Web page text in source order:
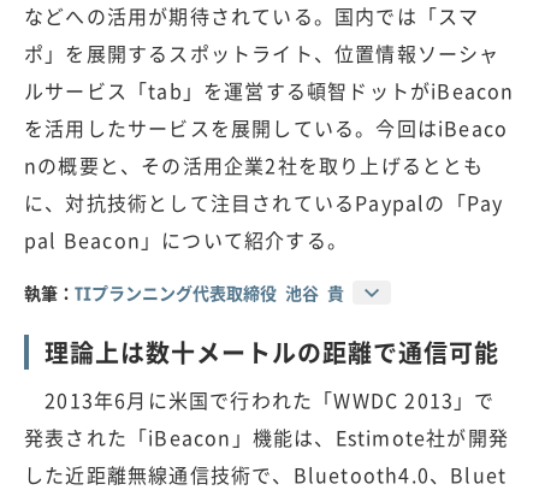
などへの活用が期待されている。国内では「スマ
ポ」を展開するスポットライト、位置情報ソーシャ
ルサービス「tab」を運営する頓智ドットがiBeacon
を活用したサービスを展開している。今回はiBeaco
nの概要と、その活用企業2社を取り上げるととも
に、対抗技術として注目されているPaypalの「Pay
pal Beacon」について紹介する。
執筆： TIプランニング代表取締役 池谷 貴
理論上は数十メートルの距離で通信可能
2013年6月に米国で行われた「WWDC 2013」で
発表された「iBeacon」機能は、Estimote社が開発
した近距離無線通信技術で、Bluetooth4.0、Bluet